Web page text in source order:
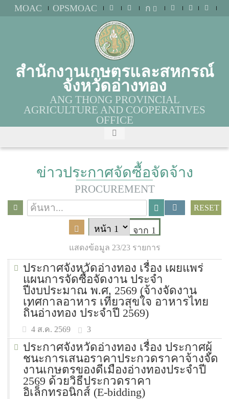
MOAC OPSMOAC ก
สำนักงานเกษตรและสหกรณ์
จังหวัดอ่างทอง
ANG THONG PROVINCIAL
AGRICULTURE AND COOPERATIVES
OFFICE
ข่าวประกาศจัดซื้อจัดจ้าง
PROCUREMENT
RESET
จาก 1
แสดงข้อมูล 23/23 รายการ
ประกาศจังหวัดอ่างทอง เรื่อง เผยแพร่
แผนการจัดซื้อจัดงาน ประจำ
ปีงบประมาณ พ.ศ. 2569 (จ้างจัดงาน
เทศกาลอาหาร เที่ยวสุขใจ อาหารไทย
ถิ่นอ่างทอง ประจำปี 2569)
4 ส.ค. 2569 3
ประกาศจังหวัดอ่างทอง เรื่อง ประกาศผู้
ชนะการเสนอราคาประกวดราคาจ้างจัด
งานเกษตรของดีเมืองอ่างทองประจำปี
2569 ด้วยวิธีประกวดราคา
อิเล็กทรอนิกส์ (E-bidding)